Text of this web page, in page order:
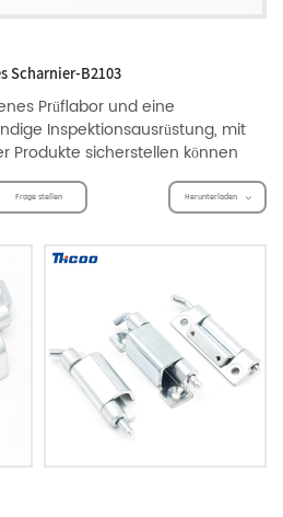
Scharnier-B2103
Prüflabor und eine
Inspektionsausrüstung, mit
Produkte sicherstellen können
Frage stellen Herunterladen